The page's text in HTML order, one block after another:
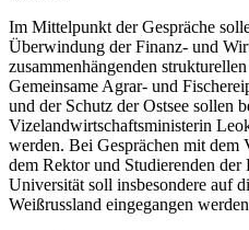
Im Mittelpunkt der Gespräche
Überwindung der Finanz- und
zusammenhängenden
Gemeinsame Agrar- und
und der Schutz der Ostsee sollen
Vizelandwirtschaftsministerin
werden. Bei Gesprächen mit dem
dem Rektor und Studierenden der
Universität soll insbesondere auf
Weißrussland eingegangen